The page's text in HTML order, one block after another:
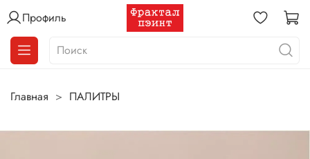
Профиль
Главная ПАЛИТРЫ